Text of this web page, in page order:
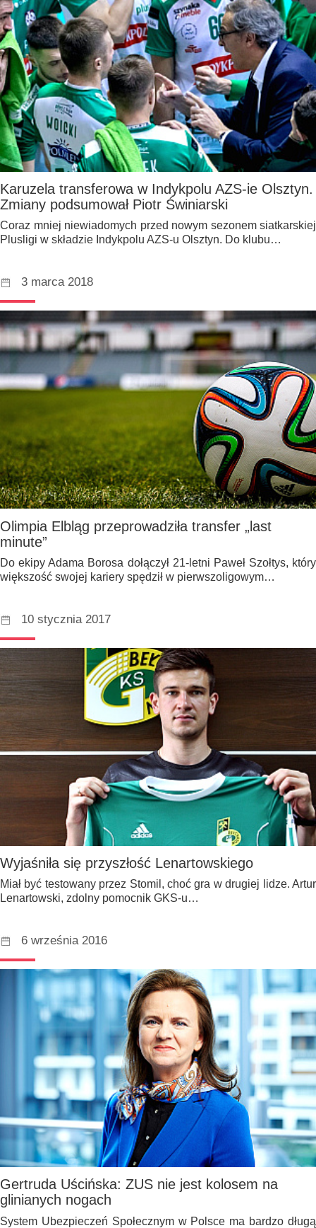
Karuzela transferowa w Indykpolu AZS-ie Olsztyn.
Zmiany podsumował Piotr Świniarski
Coraz mniej niewiadomych przed nowym sezonem siatkarskiej
Plusligi w składzie Indykpolu AZS-u Olsztyn. Do klubu…
3 marca 2018
Olimpia Elbląg przeprowadziła transfer „last
minute”
Do ekipy Adama Borosa dołączył 21-letni Paweł Szołtys, który
większość swojej kariery spędził w pierwszoligowym…
10 stycznia 2017
Wyjaśniła się przyszłość Lenartowskiego
Miał być testowany przez Stomil, choć gra w drugiej lidze. Artur
Lenartowski, zdolny pomocnik GKS-u…
6 września 2016
Gertruda Uścińska: ZUS nie jest kolosem na
glinianych nogach
System Ubezpieczeń Społecznym w Polsce ma bardzo długą